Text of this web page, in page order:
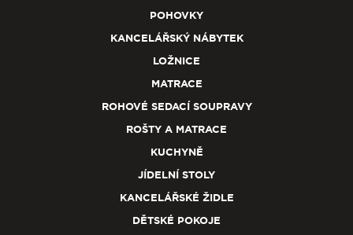
POHOVKY
KANCELÁŘSKÝ NÁBYTEK
LOŽNICE
MATRACE
ROHOVÉ SEDACÍ SOUPRAVY
ROŠTY A MATRACE
KUCHYNĚ
JÍDELNÍ STOLY
KANCELÁŘSKÉ ŽIDLE
DĚTSKÉ POKOJE